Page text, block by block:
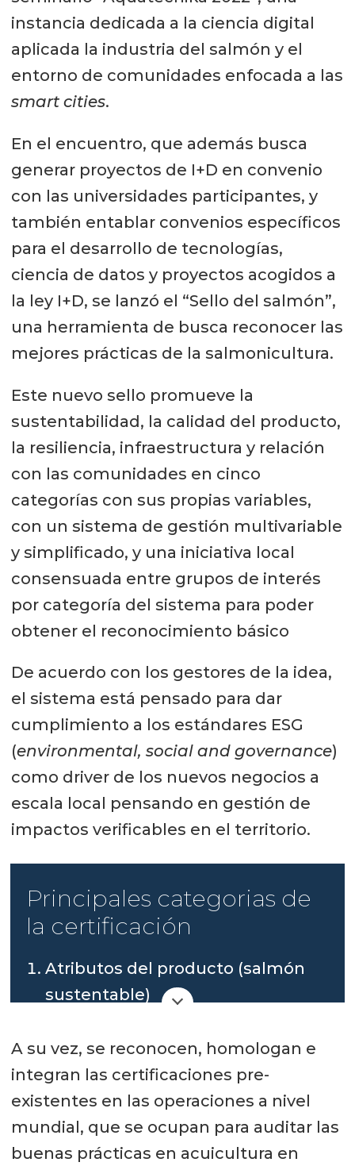
instancia dedicada a la ciencia digital
aplicada la industria del salmón y el
entorno de comunidades enfocada a las
smart cities.
En el encuentro, que además busca
generar proyectos de I+D en convenio
con las universidades participantes, y
también entablar convenios específicos
para el desarrollo de tecnologías,
ciencia de datos y proyectos acogidos a
la ley I+D, se lanzó el “Sello del salmón”,
una herramienta de busca reconocer las
mejores prácticas de la salmonicultura.
Este nuevo sello promueve la
sustentabilidad, la calidad del producto,
la resiliencia, infraestructura y relación
con las comunidades en cinco
categorías con sus propias variables,
con un sistema de gestión multivariable
y simplificado, y una iniciativa local
consensuada entre grupos de interés
por categoría del sistema para poder
obtener el reconocimiento básico
De acuerdo con los gestores de la idea,
el sistema está pensado para dar
cumplimiento a los estándares ESG
(environmental, social and governance)
como driver de los nuevos negocios a
escala local pensando en gestión de
impactos verificables en el territorio.
Principales categorias de
la certificación
Atributos del producto (salmón
sustentable)
del medio ambiente)
Vinculación con las comunidades
(gestión local sostenible y
cooperación internacional)
A su vez, se reconocen, homologan e
integran las certificaciones pre-
existentes en las operaciones a nivel
mundial, que se ocupan para auditar las
buenas prácticas en acuicultura en